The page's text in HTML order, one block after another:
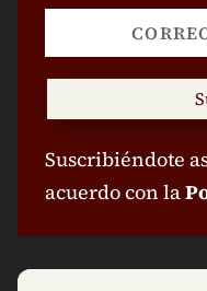
Suscribiéndote
acuerdo con la